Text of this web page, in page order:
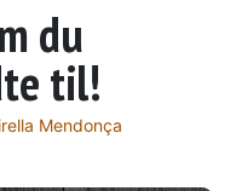
du
til!
Mendonça